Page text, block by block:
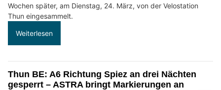
Wochen später, am Dienstag, 24. März, von der Velostation
Thun eingesammelt.
Weiterlesen
Thun BE: A6 Richtung Spiez an drei Nächten
gesperrt – ASTRA bringt Markierungen an